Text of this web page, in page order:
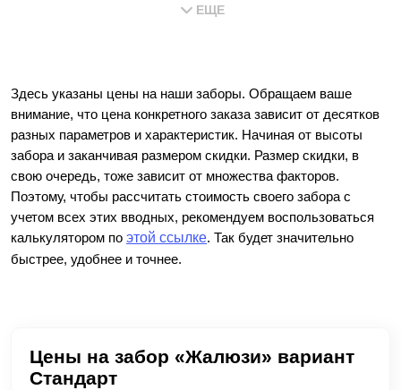
ЕЩЕ
Здесь указаны цены на наши заборы. Обращаем ваше
внимание, что цена конкретного заказа зависит от десятков
разных параметров и характеристик. Начиная от высоты
забора и заканчивая размером скидки. Размер скидки, в
свою очередь, тоже зависит от множества факторов.
Поэтому, чтобы рассчитать стоимость своего забора с
учетом всех этих вводных, рекомендуем воспользоваться
калькулятором по этой ссылке. Так будет значительно
быстрее, удобнее и точнее.
Цены на забор «Жалюзи» вариант
Стандарт